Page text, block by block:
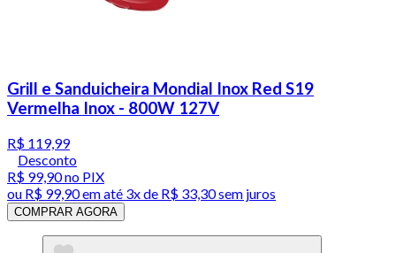
Grill e Sanduicheira Mondial Inox Red S19
Vermelha Inox - 800W 127V
R$ 119,99
Desconto
R$ 99,90no PIX
ou R$ 99,90em até 3x de R$ 33,30 sem juros
COMPRAR AGORA